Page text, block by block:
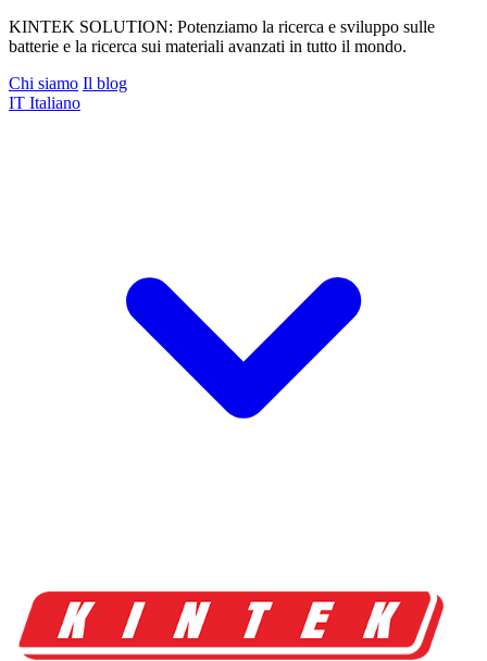
KINTEK SOLUTION: Potenziamo la ricerca e sviluppo sulle
batterie e la ricerca sui materiali avanzati in tutto il mondo.
Chi siamo Il blog
IT Italiano